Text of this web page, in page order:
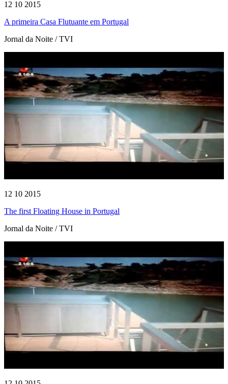
12 10 2015
A primeira Casa Flutuante em Portugal
Jornal da Noite / TVI
12 10 2015
The first Floating House in Portugal
Jornal da Noite / TVI